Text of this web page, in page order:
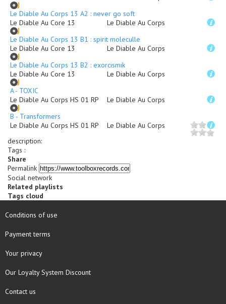
Le Diable Au Corps 13 A2 : never go soft
Le Diable Au Core 13
Le Diable Au Corps
Le Diable Au Corps 13 B1 : spirit moleculle
Le Diable Au Core 13
Le Diable Au Corps
Le Diable Au Corps 13 B2 : exorcismik
Le Diable Au Core 13
Le Diable Au Corps
A - TOXIC
Le Diable Au Corps HS 01 RP
Le Diable Au Corps
B - Transformers
Le Diable Au Corps HS 01 RP
Le Diable Au Corps
description:
Tags :
Share
Permalink
Social network
Related playlists
Tags cloud
Conditions of use
Payment terms
Your privacy
Our Loyalty System Discount
Contact us